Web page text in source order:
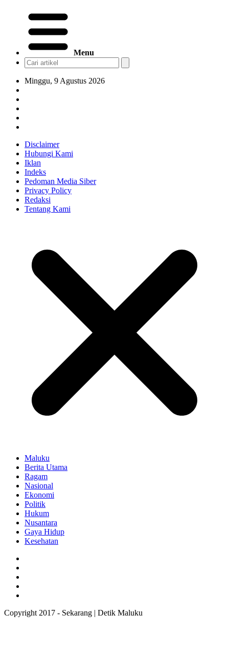
Menu
Minggu, 9 Agustus 2026
Disclaimer
Hubungi Kami
Iklan
Indeks
Pedoman Media Siber
Privacy Policy
Redaksi
Tentang Kami
Maluku
Berita Utama
Ragam
Nasional
Ekonomi
Politik
Hukum
Nusantara
Gaya Hidup
Kesehatan
Copyright 2017 - Sekarang | Detik Maluku